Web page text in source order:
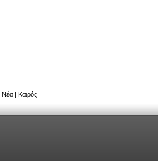
Νέα | Καιρός